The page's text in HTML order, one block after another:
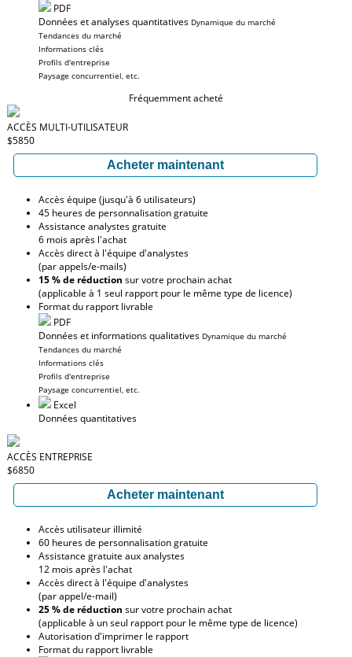
PDF
Données et analyses quantitatives Dynamique du marché
Tendances du marché
Informations clés
Profils d'entreprise
Paysage concurrentiel, etc.
Fréquemment acheté
ACCÈS MULTI-UTILISATEUR
$5850
Acheter maintenant
Accès équipe (jusqu'à 6 utilisateurs)
45 heures de personnalisation gratuite
Assistance analystes gratuite
6 mois après l'achat
Accès direct à l'équipe d'analystes
(par appels/e-mails)
15 % de réduction sur votre prochain achat
(applicable à 1 seul rapport pour le même type de licence)
Format du rapport livrable
PDF
Données et informations qualitatives Dynamique du marché
Tendances du marché
Informations clés
Profils d'entreprise
Paysage concurrentiel, etc.
Excel
Données quantitatives
ACCÈS ENTREPRISE
$6850
Acheter maintenant
Accès utilisateur illimité
60 heures de personnalisation gratuite
Assistance gratuite aux analystes
12 mois après l'achat
Accès direct à l'équipe d'analystes
(par appel/e-mail)
25 % de réduction sur votre prochain achat
(applicable à un seul rapport pour le même type de licence)
Autorisation d'imprimer le rapport
Format du rapport livrable